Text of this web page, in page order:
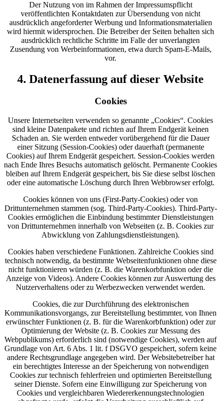
Der Nutzung von im Rahmen der Impressumspflicht
veröffentlichten Kontaktdaten zur Übersendung von nicht
ausdrücklich angeforderter Werbung und Informationsmaterialien
wird hiermit widersprochen. Die Betreiber der Seiten behalten sich
ausdrücklich rechtliche Schritte im Falle der unverlangten
Zusendung von Werbeinformationen, etwa durch Spam-E-Mails,
vor.
4. Datenerfassung auf dieser Website
Cookies
Unsere Internetseiten verwenden so genannte „Cookies“. Cookies
sind kleine Datenpakete und richten auf Ihrem Endgerät keinen
Schaden an. Sie werden entweder vorübergehend für die Dauer
einer Sitzung (Session-Cookies) oder dauerhaft (permanente
Cookies) auf Ihrem Endgerät gespeichert. Session-Cookies werden
nach Ende Ihres Besuchs automatisch gelöscht. Permanente Cookies
bleiben auf Ihrem Endgerät gespeichert, bis Sie diese selbst löschen
oder eine automatische Löschung durch Ihren Webbrowser erfolgt.
Cookies können von uns (First-Party-Cookies) oder von
Drittunternehmen stammen (sog. Third-Party-Cookies). Third-Party-
Cookies ermöglichen die Einbindung bestimmter Dienstleistungen
von Drittunternehmen innerhalb von Webseiten (z. B. Cookies zur
Abwicklung von Zahlungsdienstleistungen).
Cookies haben verschiedene Funktionen. Zahlreiche Cookies sind
technisch notwendig, da bestimmte Webseitenfunktionen ohne diese
nicht funktionieren würden (z. B. die Warenkorbfunktion oder die
Anzeige von Videos). Andere Cookies können zur Auswertung des
Nutzerverhaltens oder zu Werbezwecken verwendet werden.
Cookies, die zur Durchführung des elektronischen
Kommunikationsvorgangs, zur Bereitstellung bestimmter, von Ihnen
erwünschter Funktionen (z. B. für die Warenkorbfunktion) oder zur
Optimierung der Website (z. B. Cookies zur Messung des
Webpublikums) erforderlich sind (notwendige Cookies), werden auf
Grundlage von Art. 6 Abs. 1 lit. f DSGVO gespeichert, sofern keine
andere Rechtsgrundlage angegeben wird. Der Websitebetreiber hat
ein berechtigtes Interesse an der Speicherung von notwendigen
Cookies zur technisch fehlerfreien und optimierten Bereitstellung
seiner Dienste. Sofern eine Einwilligung zur Speicherung von
Cookies und vergleichbaren Wiedererkennungstechnologien